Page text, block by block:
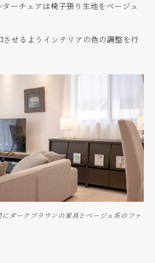
ーチェアは椅子張り生地をベージュ
させるようインテリアの色の調整を行
ダークブラウンの家具とベージュ系のファ